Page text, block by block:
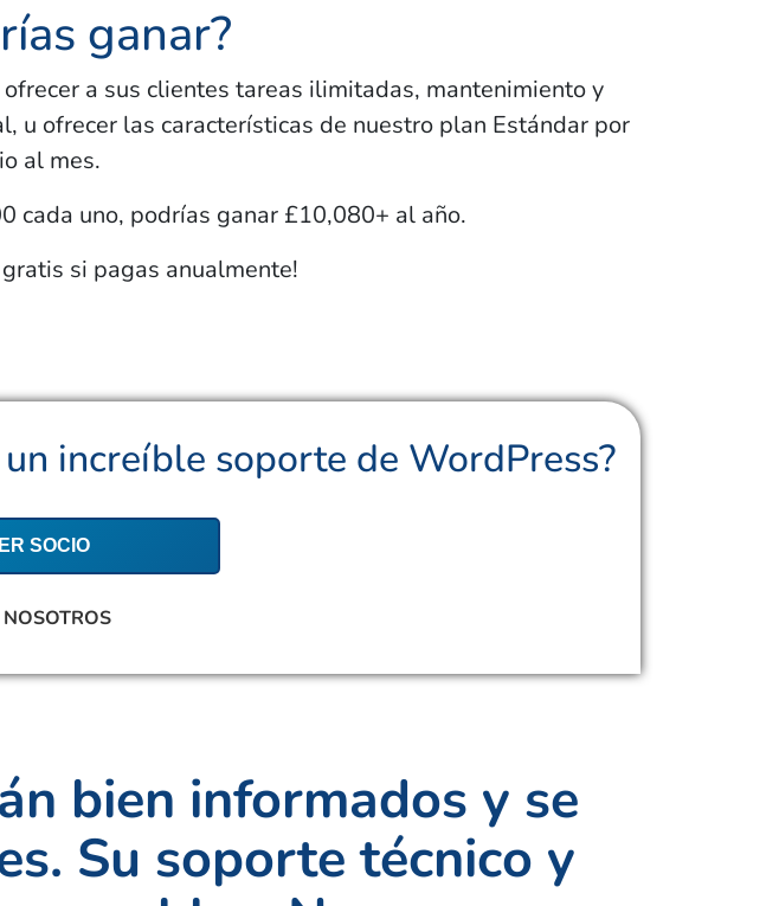
ganar?
a sus clientes tareas ilimitadas, mantenimiento y
u ofrecer las características de nuestro plan Estándar por
al mes.
cada uno, podrías ganar £10,080+ al año.
si pagas anualmente!
increíble soporte de WordPress?
SOCIO
bien informados y se
Su soporte técnico y